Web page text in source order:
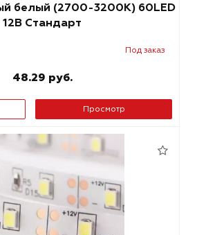
белый (2700-3200К) 60LED
12В Стандарт
Под заказ
48.29 руб.
Просмотр